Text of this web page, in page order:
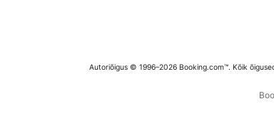
Autoriõigus © 1996–2026 Booking.com™. Kõik